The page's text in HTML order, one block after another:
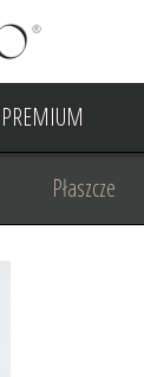
Płaszcze